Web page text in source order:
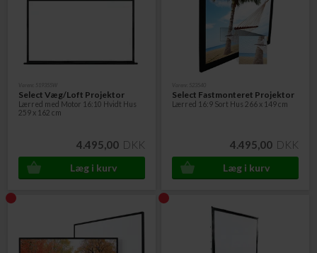
Select Væg/Loft Projektor
Lærred med Motor 16:10 Hvidt Hus
259 x 162 cm
4.495,00 DKK
Select Fastmonteret Projektor
Lærred 16:9 Sort Hus 266 x 149 cm
4.495,00 DKK